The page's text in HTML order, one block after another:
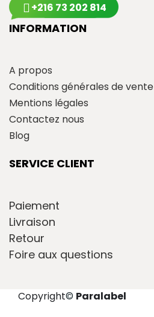
+216 73 202 814
INFORMATION
A propos
Conditions générales de vente
Mentions légales
Contactez nous
Blog
SERVICE CLIENT
Paiement
Livraison
Retour
Foire aux questions
Copyright© Paralabel